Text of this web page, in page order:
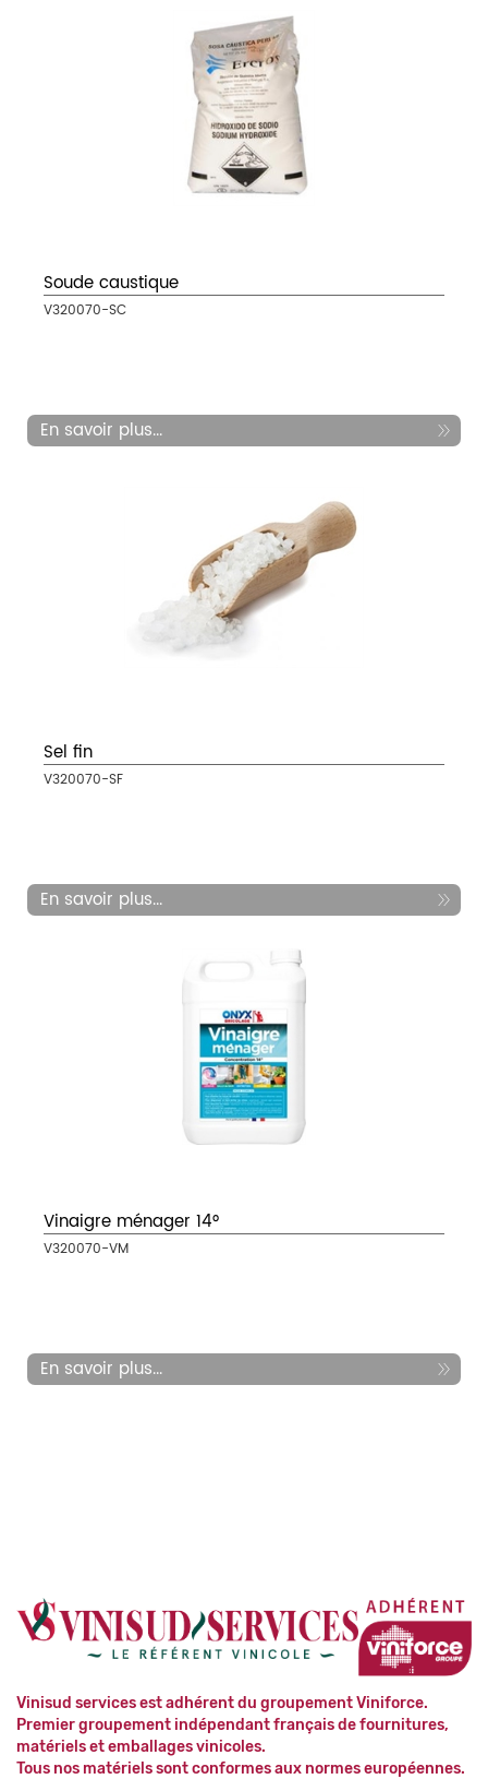
Soude caustique
V320070-SC
En savoir plus...
Sel fin
V320070-SF
En savoir plus...
Vinaigre ménager 14°
V320070-VM
En savoir plus...
Vinisud services est adhérent du groupement Viniforce.
Premier groupement indépendant français de fournitures,
matériels et emballages vinicoles.
Tous nos matériels sont conformes aux normes européennes.